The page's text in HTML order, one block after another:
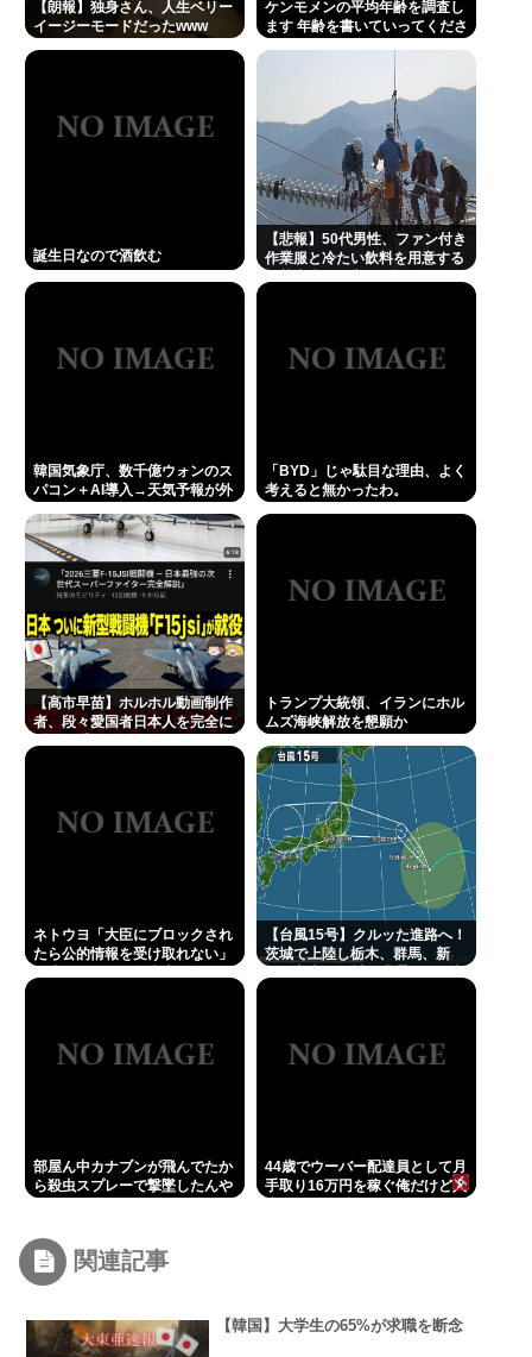
【朗報】独身さん、人生ベリー
イージーモードだったwww
ケンモメンの平均年齢を調査し
ます 年齢を書いていってくださ
誕生日なので酒飲む
【悲報】50代男性、ファン付き
作業服と冷たい飲料を用意する
韓国気象庁、数千億ウォンのス
パコン＋AI導入→天気予報が外
「BYD」じゃ駄目な理由、よく
考えると無かったわ。
【高市早苗】ホルホル動画制作
者、段々愛国者日本人を完全に
トランプ大統領、イランにホル
ムズ海峡解放を懇願か
ネトウヨ「大臣にブロックされ
たら公的情報を受け取れない」
【台風15号】クルッた進路へ！
茨城で上陸し栃木、群馬、新
部屋ん中カナブンが飛んでたか
ら殺虫スプレーで撃墜したんや
44歳でウーバー配達員として月
手取り16万円を稼ぐ俺だけど人
関連記事
【韓国】大学生の65%が求職を断念